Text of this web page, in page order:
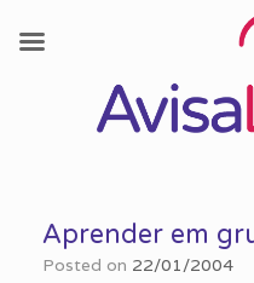
contentAprender em
Posted on 22/01/2004